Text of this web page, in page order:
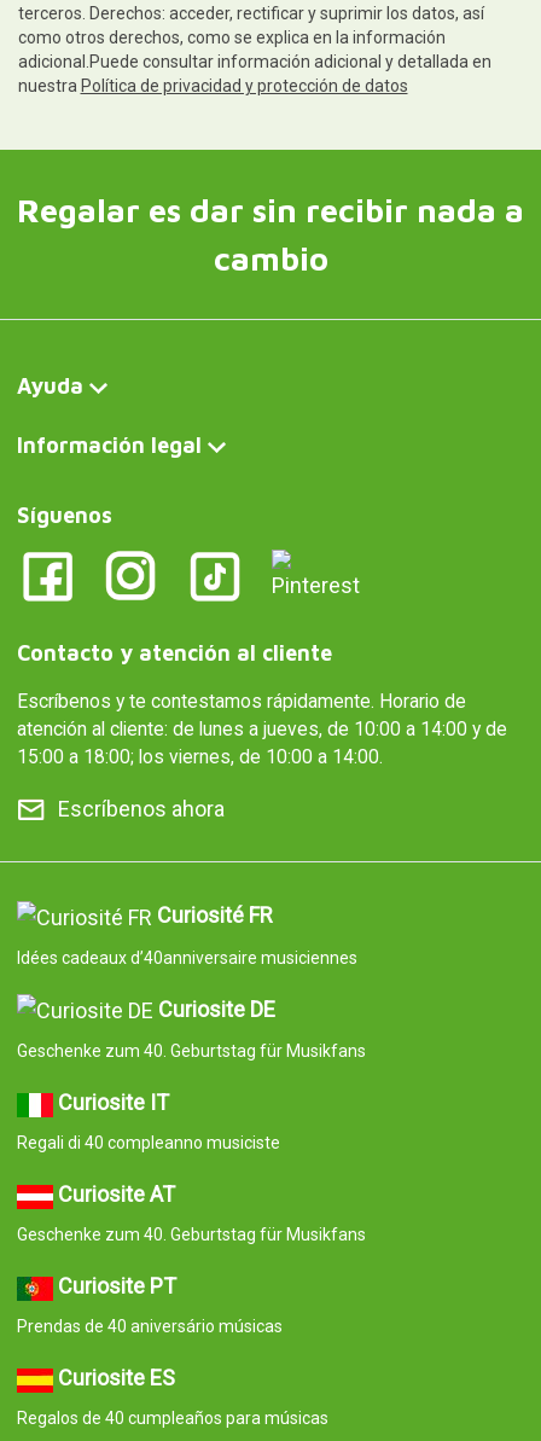
terceros. Derechos: acceder, rectificar y suprimir los datos, así
como otros derechos, como se explica en la información
adicional.Puede consultar información adicional y detallada en
nuestra Política de privacidad y protección de datos
Regalar es dar sin recibir nada a
cambio
Ayuda
Información legal
Síguenos
Contacto y atención al cliente
Escríbenos y te contestamos rápidamente. Horario de
atención al cliente: de lunes a jueves, de 10:00 a 14:00 y de
15:00 a 18:00; los viernes, de 10:00 a 14:00.
Escríbenos ahora
Curiosité FR
Idées cadeaux d’40anniversaire musiciennes
Curiosite DE
Geschenke zum 40. Geburtstag für Musikfans
Curiosite IT
Regali di 40 compleanno musiciste
Curiosite AT
Geschenke zum 40. Geburtstag für Musikfans
Curiosite PT
Prendas de 40 aniversário músicas
Curiosite ES
Regalos de 40 cumpleaños para músicas